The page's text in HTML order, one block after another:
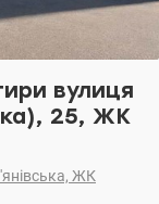
вулиця
25, ЖК
ЖК